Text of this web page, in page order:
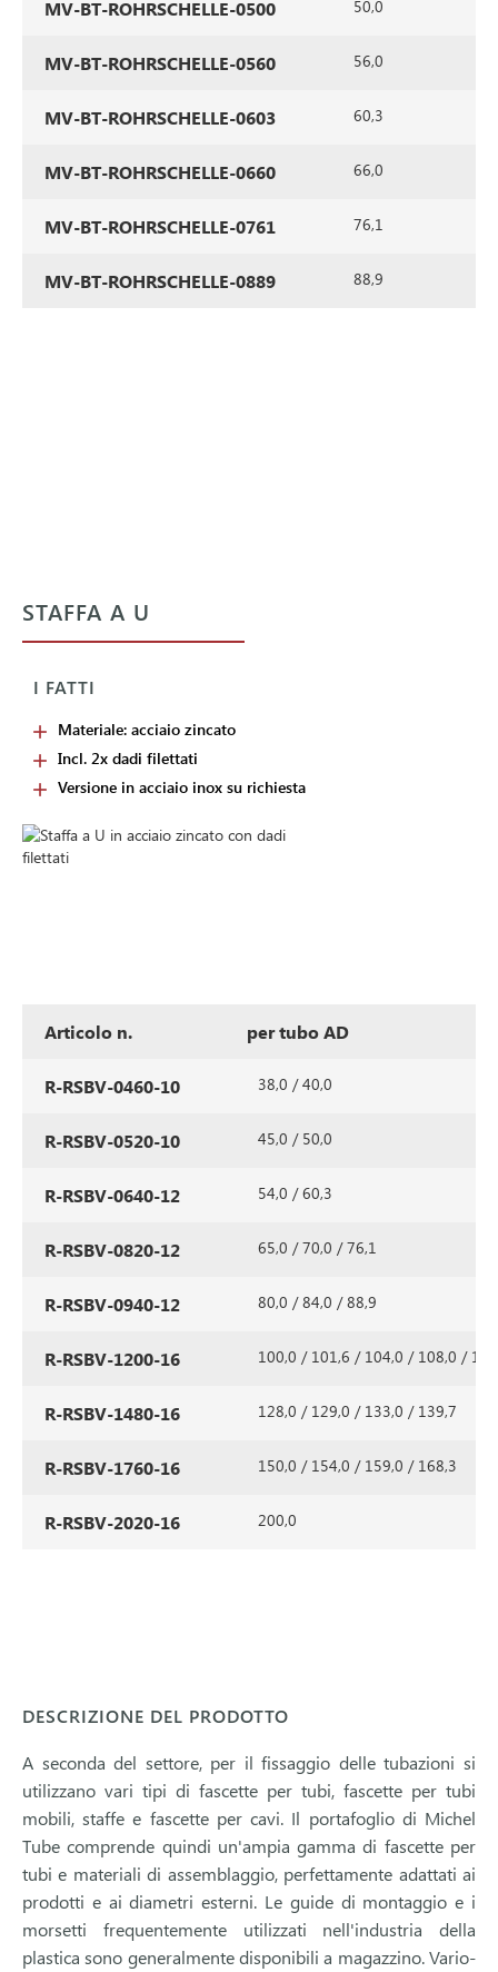
MV-BT-ROHRSCHELLE-0500 50,0
MV-BT-ROHRSCHELLE-0560 56,0
MV-BT-ROHRSCHELLE-0603 60,3
MV-BT-ROHRSCHELLE-0660 66,0
MV-BT-ROHRSCHELLE-0761 76,1
MV-BT-ROHRSCHELLE-0889 88,9
STAFFA A U
I FATTI
Materiale: acciaio zincato
Incl. 2x dadi filettati
Versione in acciaio inox su richiesta
Articolo n. per tubo AD
R-RSBV-0460-10 38,0 / 40,0
R-RSBV-0520-10 45,0 / 50,0
R-RSBV-0640-12 54,0 / 60,3
R-RSBV-0820-12 65,0 / 70,0 / 76,1
R-RSBV-0940-12 80,0 / 84,0 / 88,9
R-RSBV-1200-16 100,0 / 101,6 / 104,0 / 108,0 /
R-RSBV-1480-16 128,0 / 129,0 / 133,0 / 139,7
R-RSBV-1760-16 150,0 / 154,0 / 159,0 / 168,3
R-RSBV-2020-16 200,0
DESCRIZIONE DEL PRODOTTO
A seconda del settore, per il fissaggio delle tubazioni si
utilizzano vari tipi di fascette per tubi, fascette per tubi
mobili, staffe e fascette per cavi. Il portafoglio di Michel
Tube comprende quindi un'ampia gamma di fascette per
tubi e materiali di assemblaggio, perfettamente adattati ai
prodotti e ai diametri esterni. Le guide di montaggio e i
morsetti frequentemente utilizzati nell'industria della
plastica sono generalmente disponibili a magazzino. Vario-